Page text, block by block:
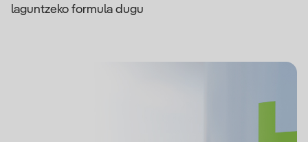
laguntzeko formula dugu